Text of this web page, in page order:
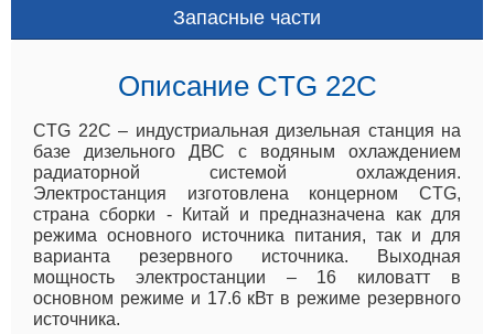
Запасные части
Описание CTG 22C
CTG 22C – индустриальная дизельная станция на
базе дизельного ДВС с водяным охлаждением
радиаторной системой охлаждения.
Электростанция изготовлена концерном CTG,
страна сборки - Китай и предназначена как для
режима основного источника питания, так и для
варианта резервного источника. Выходная
мощность электростанции – 16 киловатт в
основном режиме и 17.6 кВт в режиме резервного
источника.